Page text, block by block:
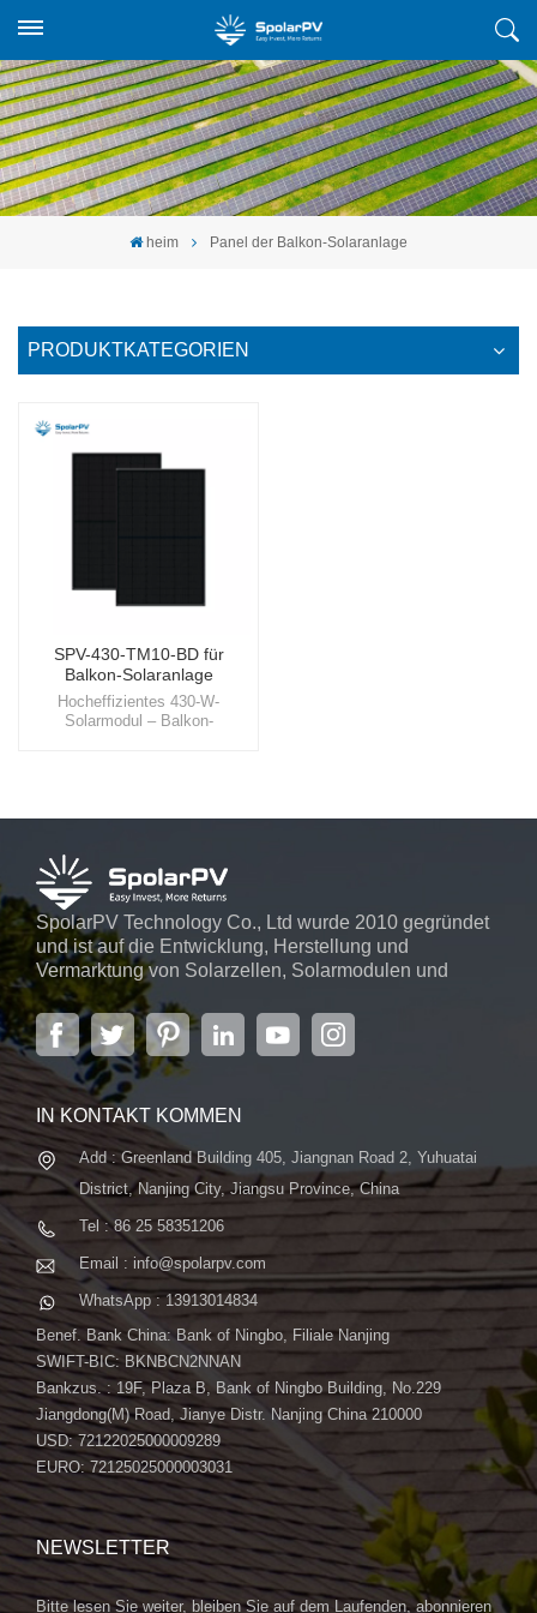
heim Panel der Balkon-Solaranlage
PRODUKTKATEGORIEN
SPV-430-TM10-BD für
Balkon-Solaranlage
Hocheffizientes 430-W-
Solarmodul – Balkon-
verbinden und so den Weg für
SpolarPV Technology Co., Ltd wurde 2010 gegründet
und ist auf die Entwicklung, Herstellung und
Vermarktung von Solarzellen, Solarmodulen und
Solarstromsystemen spezialisiert. Das Unternehmen
mit Sitz in der Hauptstadt der Provinz Jiangsu,
Nanjing, erstreckt sich über 6.000 m² und verfügt über
fortschrittliche automatische ...
IN KONTAKT KOMMEN
Add : Greenland Building 405, Jiangnan Road 2, Yuhuatai
District, Nanjing City, Jiangsu Province, China
Tel : 86 25 58351206
Email : info@spolarpv.com
WhatsApp : 13913014834
Benef. Bank China: Bank of Ningbo, Filiale Nanjing
SWIFT-BIC: BKNBCN2NNAN
Bankzus. : 19F, Plaza B, Bank of Ningbo Building, No.229
Jiangdong(M) Road, Jianye Distr. Nanjing China 210000
USD: 72122025000009289
EURO: 72125025000003031
NEWSLETTER
Bitte lesen Sie weiter, bleiben Sie auf dem Laufenden, abonnieren